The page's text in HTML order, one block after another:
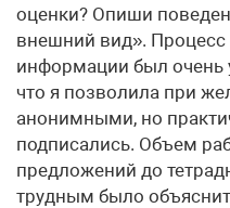
оценки? Опиши
внешний вид». Процесс
информации был очень
что я позволила при
анонимными, но
подписались. Объем
предложений до
трудным было